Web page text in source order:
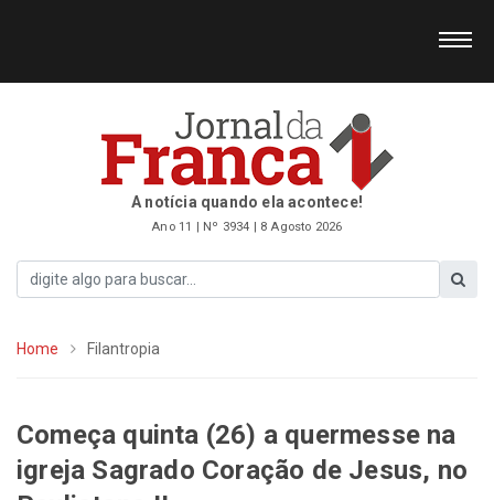
A notícia quando ela acontece!
Ano 11 | Nº 3934 | 8 Agosto 2026
Home Filantropia
Começa quinta (26) a quermesse na
igreja Sagrado Coração de Jesus, no